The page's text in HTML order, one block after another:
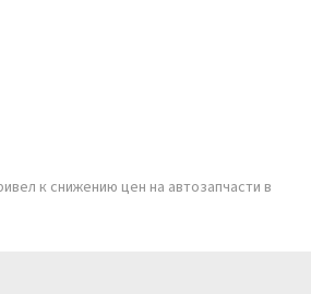
к снижению цен на автозапчасти в